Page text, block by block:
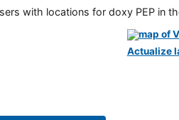
with locations for doxy PEP in
Actualize